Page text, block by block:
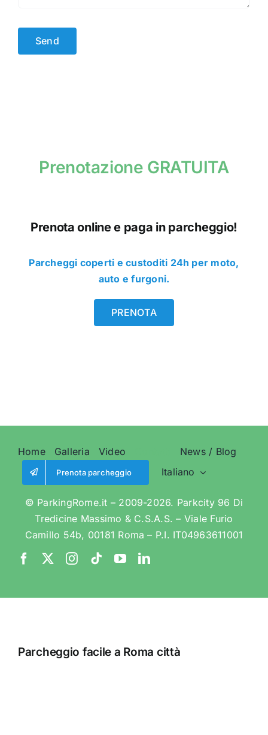
Send
Prenotazione GRATUITA
Prenota online e paga in parcheggio!
Parcheggi coperti e custoditi 24h per moto,
auto e furgoni.
PRENOTA
Home Galleria Video News / Blog
Prenota parcheggio Italiano
© ParkingRome.it – 2009-2026. Parkcity 96 Di
Tredicine Massimo & C.S.A.S. – Viale Furio
Camillo 54b, 00181 Roma – P.I. IT04963611001
Parcheggio facile a Roma città